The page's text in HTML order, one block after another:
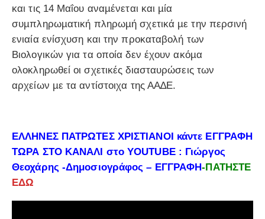
και τις 14 Μαΐου αναµένεται και µία
συµπληρωµατική πληρωµή σχετικά µε την περσινή
ενιαία ενίσχυση και την προκαταβολή των
Βιολογικών για τα οποία δεν έχουν ακόµα
ολοκληρωθεί οι σχετικές διασταυρώσεις των
αρχείων µε τα αντίστοιχα της ΑΑ∆Ε.
ΕΛΛΗΝΕΣ ΠΑΤΡΩΤΕΣ ΧΡΙΣΤΙΑΝΟΙ κάντε ΕΓΓΡΑΦΗ
ΤΩΡΑ ΣΤΟ ΚΑΝΑΛΙ στο YOUTUBE : Γιώργος
Θεοχάρης -Δημοσιογράφος – ΕΓΓΡΑΦΗ-ΠΑΤΗΣΤΕ
ΕΔΩ